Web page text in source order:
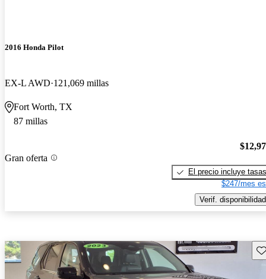
2016 Honda Pilot
EX-L AWD 121,069 millas
Fort Worth, TX
87 millas
Gran oferta
El precio incluye tasas
$247/mes
Verif. disponibilidad